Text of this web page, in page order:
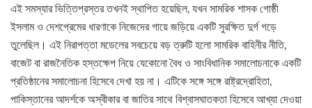
এই সমস্যার ভিত্তিপ্রস্তর তখনই স্থাপিত হয়েছিল, যখন সামরিক শাসক গোষ্ঠী
ইসলাম ও দেশপ্রেমের ধারণাকে নিজেদের গায়ে জড়িয়ে একটি সুরক্ষিত দুর্গ গড়ে
তুলেছিল। এই নিরাপত্তা মডেলের সবচেয়ে বড় ত্রুটি হলো সামরিক বাহিনীর নীতি,
বাজেট বা রাজনৈতিক হস্তক্ষেপ নিয়ে যেকোনো বৈধ ও সাংবিধানিক সমালোচনাকে একটি
প্রতিষ্ঠানের সমালোচনা হিসেবে দেখা হয় না। এটিকে সঙ্গে সঙ্গে রাষ্ট্রদ্রোহিতা,
পাকিস্তানের আদর্শকে অস্বীকার বা জাতির সাথে বিশ্বাসঘাতকতা হিসেবে আখ্যা দেওয়া